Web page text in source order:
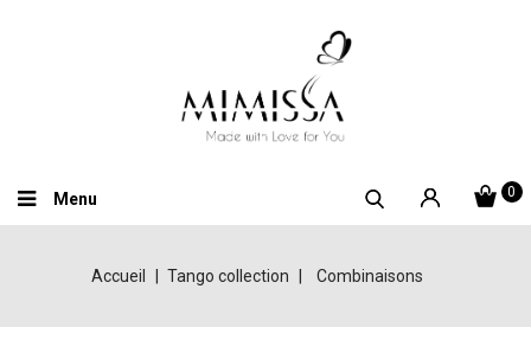
0
Menu
Accueil Tango collection Combinaisons